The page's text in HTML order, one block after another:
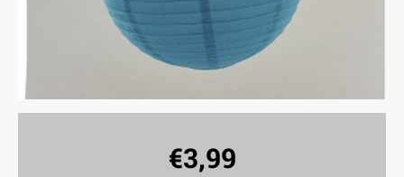
€3,99